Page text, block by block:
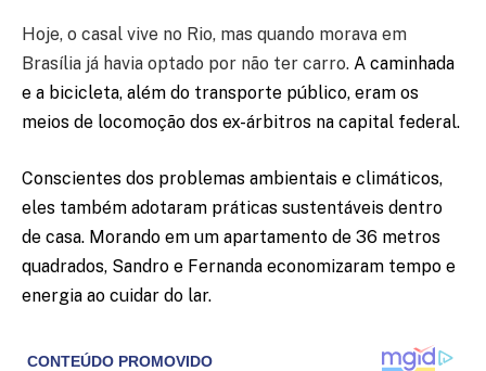
Hoje, o casal vive no Rio, mas quando morava em
Brasília já havia optado por não ter carro. A caminhada
e a bicicleta, além do transporte público, eram os
meios de locomoção dos ex-árbitros na capital federal.
Conscientes dos problemas ambientais e climáticos,
eles também adotaram práticas sustentáveis dentro
de casa. Morando em um apartamento de 36 metros
quadrados, Sandro e Fernanda economizaram tempo e
energia ao cuidar do lar.